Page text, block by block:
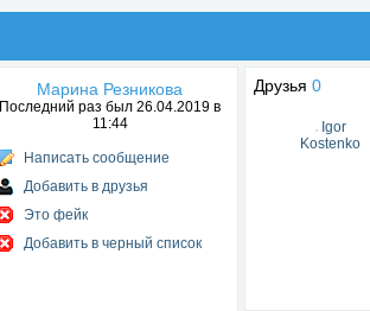
Марина Резникова
Последний раз был 26.04.2019 в
11:44
Написать сообщение
Добавить в друзья
Это фейк
Добавить в черный список
Друзья 0
Igor
Kostenko